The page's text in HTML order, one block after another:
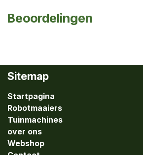
Beoordelingen
Sitemap
Startpagina
Robotmaaiers
Tuinmachines
over ons
Webshop